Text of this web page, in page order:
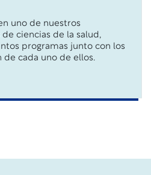
uno de nuestros
ciencias de la salud,
programas junto con los
cada uno de ellos.